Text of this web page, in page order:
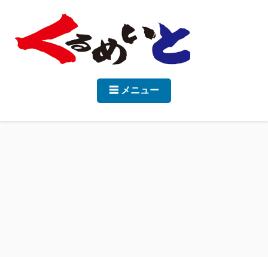
☰ メニュー